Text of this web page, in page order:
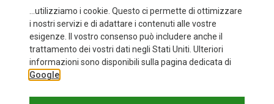
+10
fino a 34%
...utilizziamo i cookie. Questo ci permette di ottimizzare
i nostri servizi e di adattare i contenuti alle vostre
esigenze. Il vostro consenso può includere anche il
trattamento dei vostri dati negli Stati Uniti. Ulteriori
informazioni sono disponibili sulla pagina dedicata di
Google